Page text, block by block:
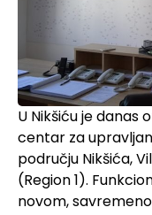
U Nikšiću je danas
centar za
području Nikšića,
(Region 1).
novom,